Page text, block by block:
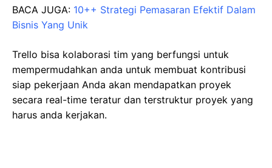
BACA JUGA: 10++ Strategi Pemasaran Efektif Dalam
Bisnis Yang Unik
Trello bisa kolaborasi tim yang berfungsi untuk
mempermudahkan anda untuk membuat kontribusi
siap pekerjaan Anda akan mendapatkan proyek
secara real-time teratur dan terstruktur proyek yang
harus anda kerjakan.